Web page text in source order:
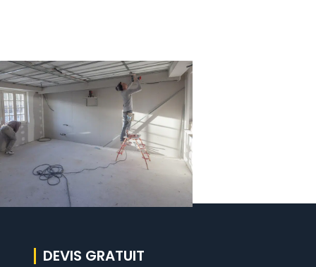
DEVIS GRATUIT